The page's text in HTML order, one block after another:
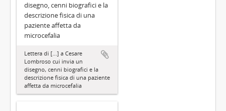
disegno, cenni biografici e la
descrizione fisica di una
paziente affetta da
microcefalia
Lettera di [...] a Cesare
Lombroso cui invia un
disegno, cenni biografici e la
descrizione fisica di una paziente
affetta da microcefalia